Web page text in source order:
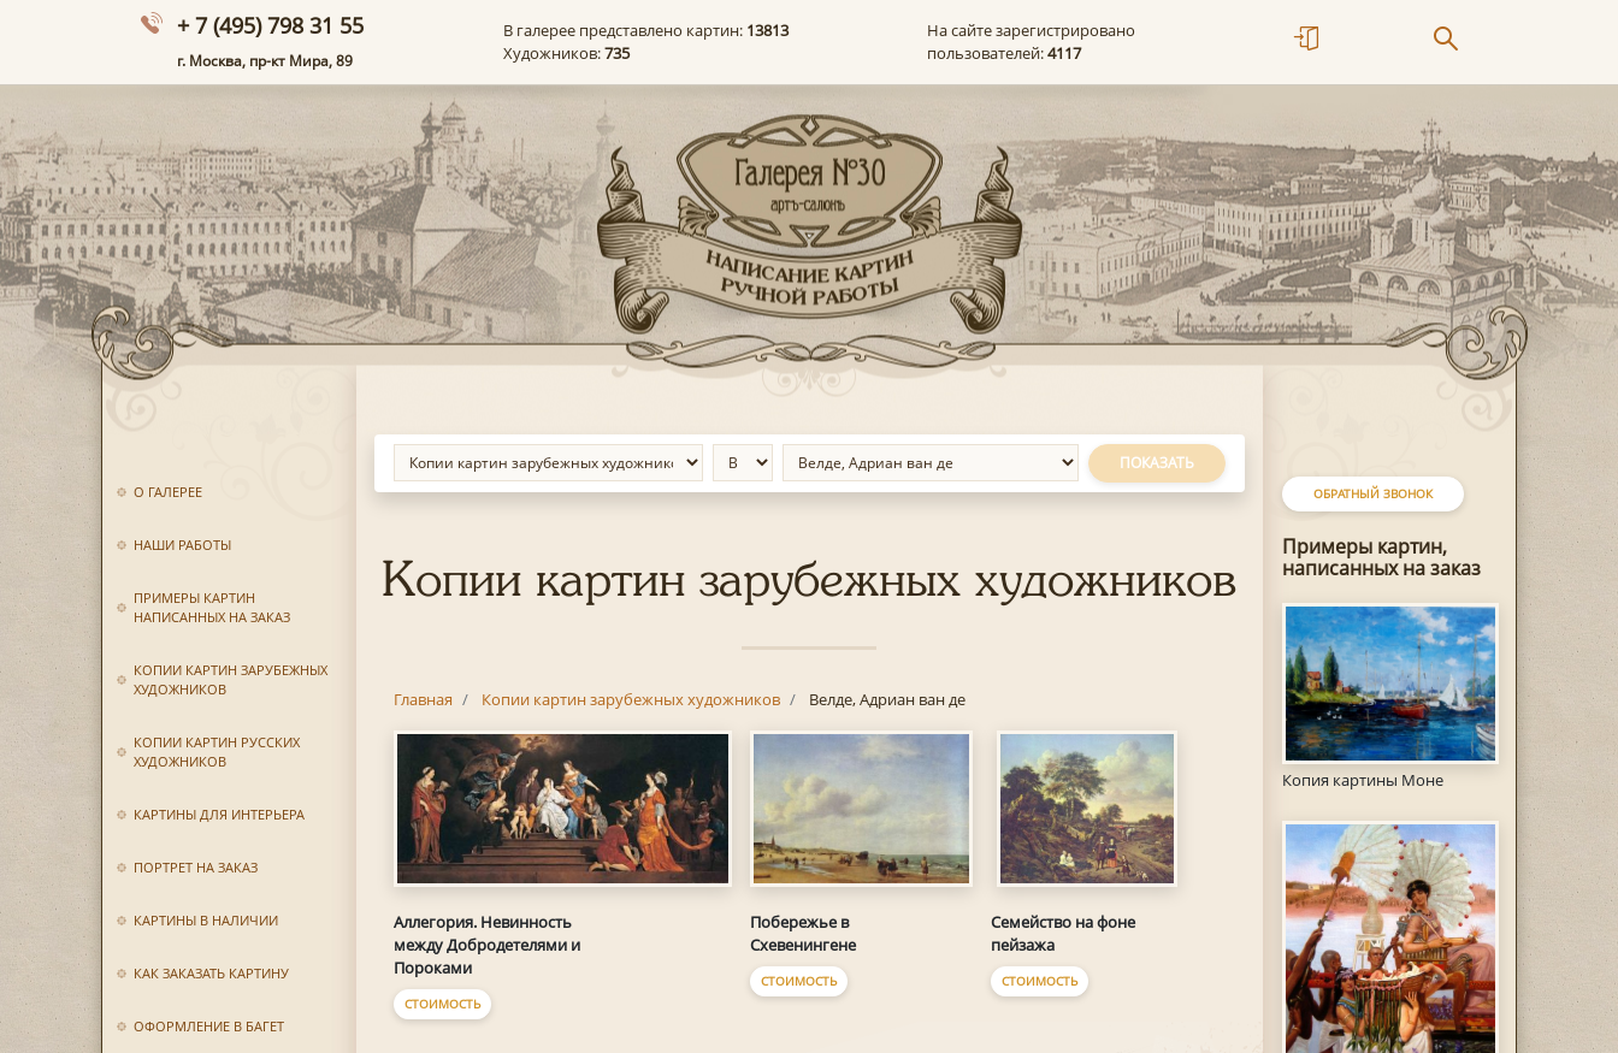
+ 7 (495) 798 31 55
г. Москва, пр-кт Мира, 89
В галерее представлено картин: 13813
Художников:735
На сайте зарегистрировано
пользователей:4117
О ГАЛЕРЕЕ
НАШИ РАБОТЫ
ПРИМЕРЫ КАРТИН
НАПИСАННЫХ НА ЗАКАЗ
КОПИИ КАРТИН ЗАРУБЕЖНЫХ
ХУДОЖНИКОВ
КОПИИ КАРТИН РУССКИХ
ХУДОЖНИКОВ
КАРТИНЫ ДЛЯ ИНТЕРЬЕРА
ПОРТРЕТ НА ЗАКАЗ
КАРТИНЫ В НАЛИЧИИ
КАК ЗАКАЗАТЬ КАРТИНУ
ОФОРМЛЕНИЕ В БАГЕТ
ОБРАТНЫЙ ЗВОНОК
Примеры картин,
написанных на заказ
Копия картины Моне
ПОКАЗАТЬ
Копии картин зарубежных художников
Главная Копии картин зарубежных художников Велде, Адриан ван де
Аллегория. Невинность
между Добродетелями и
Пороками
СТОИМОСТЬ
Побережье в
Схевенингене
СТОИМОСТЬ
Семейство на фоне
пейзажа
СТОИМОСТЬ